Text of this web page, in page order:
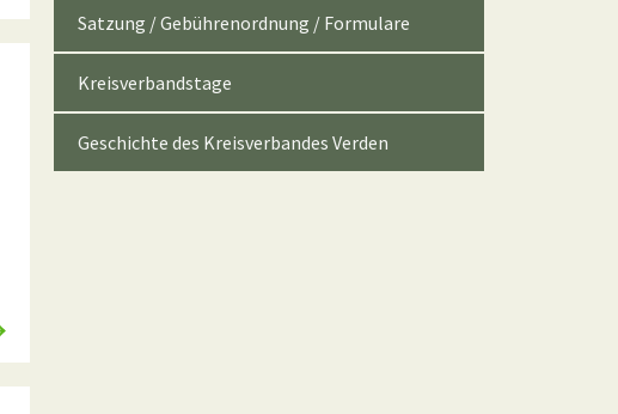
Satzung / Gebührenordnung / Formulare
Kreisverbandstage
Geschichte des Kreisverbandes Verden